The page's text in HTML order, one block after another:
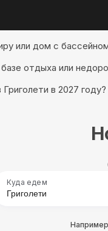
или дом с
отдыха или
в 2027
Куда едем
Например